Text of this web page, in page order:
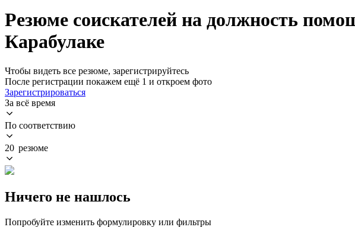
Резюме соискателей на должность
Карабулаке
Чтобы видеть все резюме, зарегистрируйтесь
После регистрации покажем ещё 1 и откроем фото
Зарегистрироваться
За всё время
По соответствию
20 резюме
Ничего не нашлось
Попробуйте изменить формулировку или фильтры